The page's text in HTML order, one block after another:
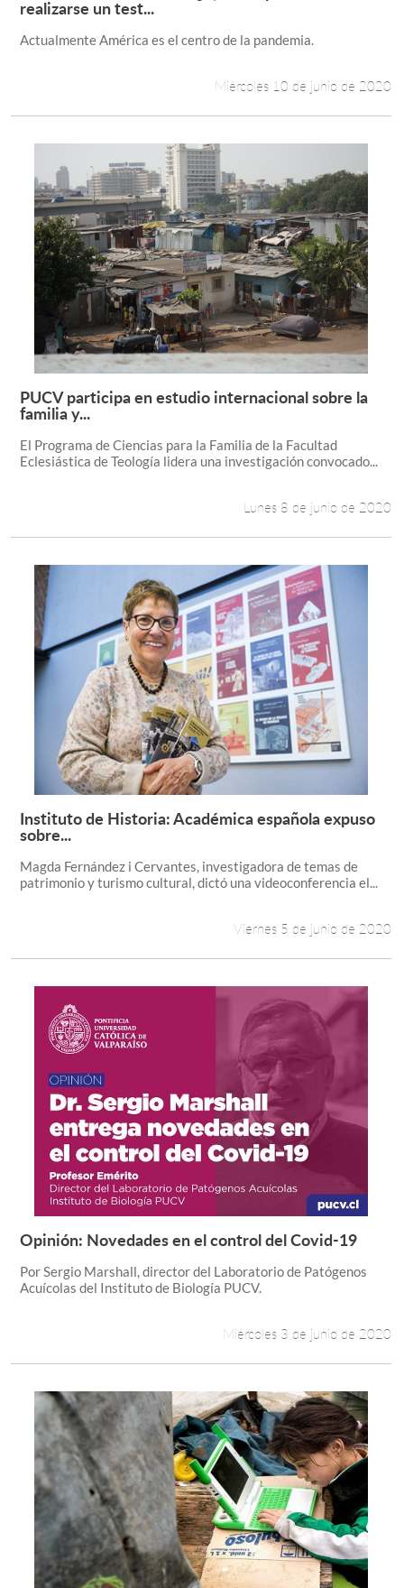
Leer más +
realizarse un test...
Actualmente América es el centro de la pandemia.
Miércoles 10 de junio de 2020
Leer más +
PUCV participa en estudio internacional sobre la
familia y...
El Programa de Ciencias para la Familia de la Facultad
Eclesiástica de Teología lidera una investigación convocado...
Lunes 8 de junio de 2020
Leer más +
Instituto de Historia: Académica española expuso
sobre...
Magda Fernández i Cervantes, investigadora de temas de
patrimonio y turismo cultural, dictó una videoconferencia el...
Viernes 5 de junio de 2020
Leer más +
Opinión: Novedades en el control del Covid-19
Por Sergio Marshall, director del Laboratorio de Patógenos
Acuícolas del Instituto de Biología PUCV.
Miércoles 3 de junio de 2020